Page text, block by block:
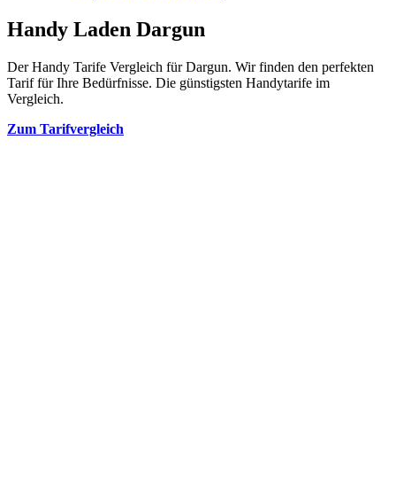
Handy Laden Dargun
Der Handy Tarife Vergleich für Dargun. Wir finden den perfekten
Tarif für Ihre Bedürfnisse. Die günstigsten Handytarife im
Vergleich.
Zum Tarifvergleich